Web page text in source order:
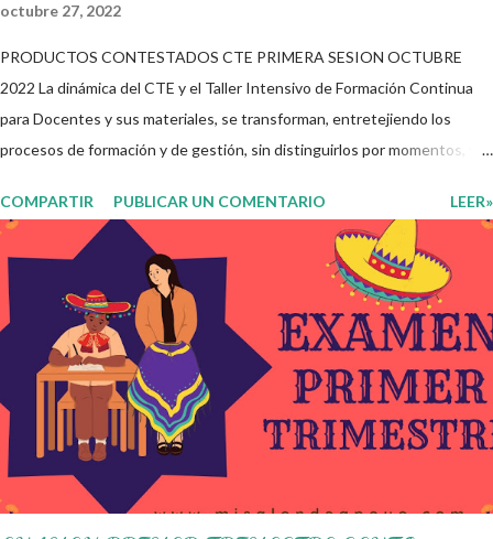
octubre 27, 2022
PRODUCTOS CONTESTADOS CTE PRIMERA SESION OCTUBRE
2022 La dinámica del CTE y el Taller Intensivo de Formación Continua
para Docentes y sus materiales, se transforman, entretejiendo los
procesos de formación y de gestión, sin distinguirlos por momentos, y
genérico y no está diferenciado por niveles educativos. Desde la
flexibilidad en la que se concibe el CTE y en correspondencia con la
Nueva Escuela Mexicana, se propone que el colectivo docente tome
decisiones sobre su organización, la gestión del tiempo acorde a las
necesidades de la escuela y las acciones que decidan emprender para
apropiarse y resignificar el Plan de Estudio dentro y fuera de este
espacio. En esta Primera Sesión Ordinaria se les invita a que
reflexionen y acuerden posibles acciones a realizar colaborativamente
en la escuela y con la comunidad, a fin de atender las problemáticas
identificadas. Compañeros docentes en est...
COMPARTIR PUBLICAR UN COMENTARIO LEER»